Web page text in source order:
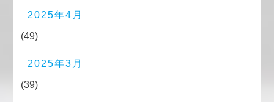
2025年4月
(49)
2025年3月
(39)